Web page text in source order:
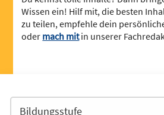
Wissen ein! Hilf mit, die besten
zu teilen, empfehle dein
oder mach mitin unserer